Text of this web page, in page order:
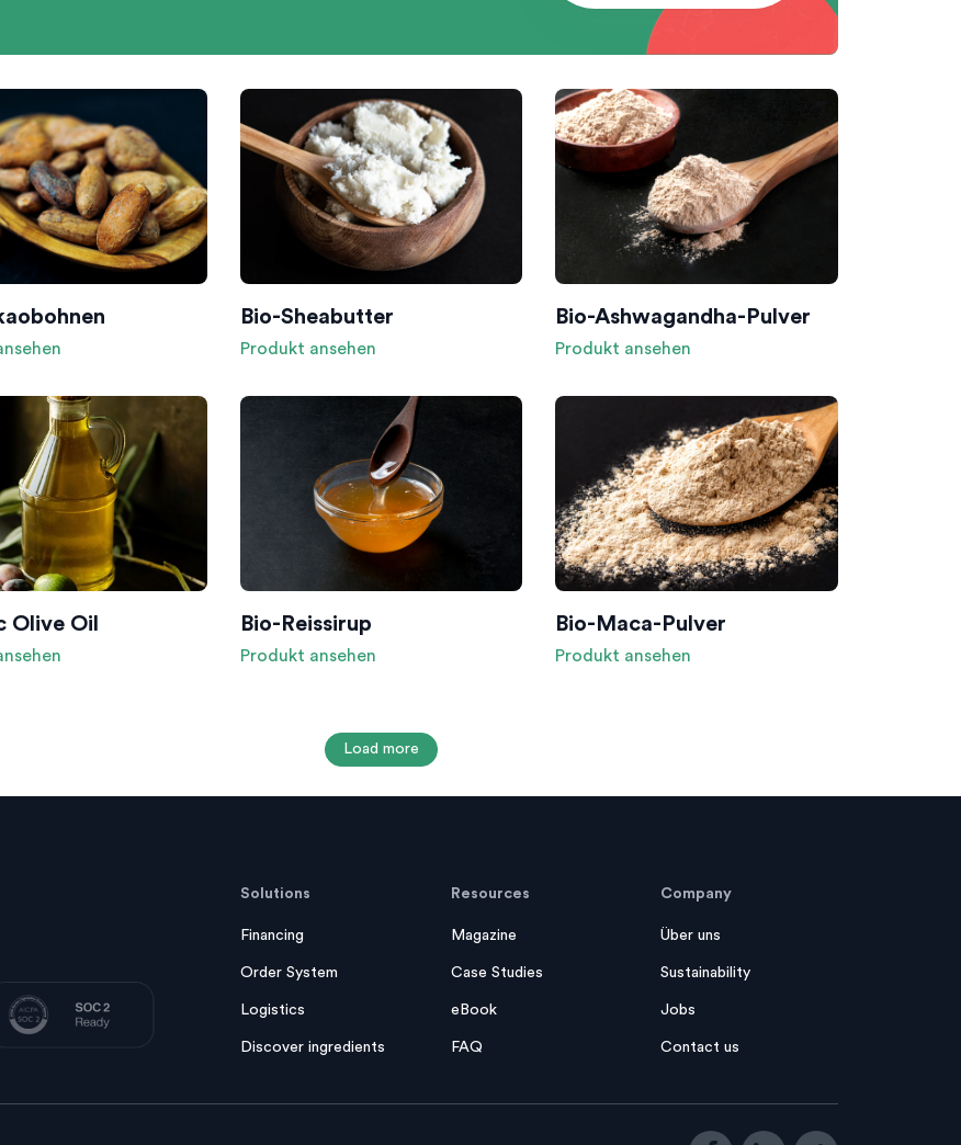
Bio-Sheabutter
Produkt ansehen
Bio-Ashwagandha-Pulver
Produkt ansehen
Olive Oil Bio-Reissirup
Produkt ansehen
Bio-Maca-Pulver
Produkt ansehen
Load more
Solutions
Financing
Order System
Logistics
Discover ingredients
Resources
Magazine
Case Studies
eBook
FAQ
Company
Über uns
Sustainability
Jobs
Contact us